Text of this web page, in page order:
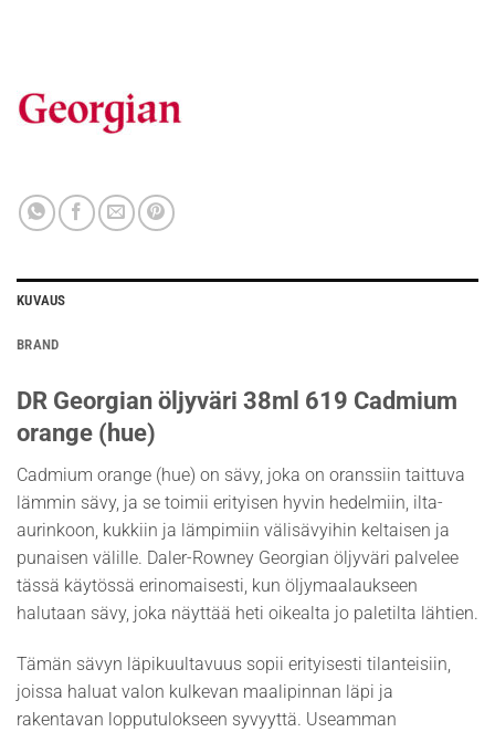
KUVAUS
BRAND
DR Georgian öljyväri 38ml 619 Cadmium
orange (hue)
Cadmium orange (hue) on sävy, joka on oranssiin taittuva
lämmin sävy, ja se toimii erityisen hyvin hedelmiin, ilta-
aurinkoon, kukkiin ja lämpimiin välisävyihin keltaisen ja
punaisen välille. Daler-Rowney Georgian öljyväri palvelee
tässä käytössä erinomaisesti, kun öljymaalaukseen
halutaan sävy, joka näyttää heti oikealta jo paletilta lähtien.
Tämän sävyn läpikuultavuus sopii erityisesti tilanteisiin,
joissa haluat valon kulkevan maalipinnan läpi ja
rakentavan lopputulokseen syvyyttä. Useamman